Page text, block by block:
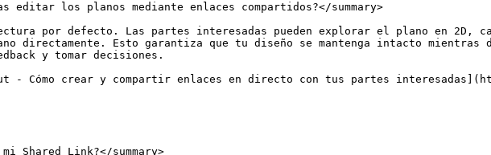
editar los planos mediante enlaces compartidos?</summary>
por defecto. Las partes interesadas pueden explorar el plano en 2D,
directamente. Esto garantiza que tu diseño se mantenga intacto
y tomar decisiones.
Cómo crear y compartir enlaces en directo con tus partes
Shared Link?</summary>